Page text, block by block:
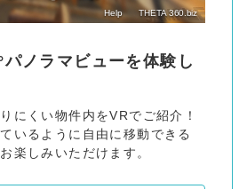
ノラマビューを体験し
にくい物件内をVRでご紹介！
いるように自由に移動できる
楽しみいただけます。